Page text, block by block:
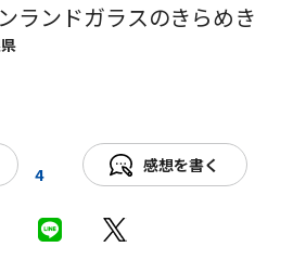
ンドガラスのきらめき
4 感想を書く